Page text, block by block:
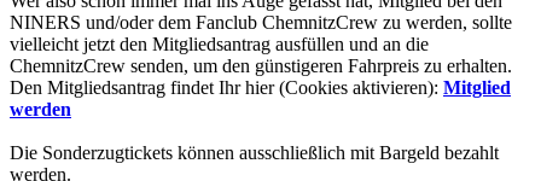
NINERS und/oder dem Fanclub ChemnitzCrew zu werden, sollte
vielleicht jetzt den Mitgliedsantrag ausfüllen und an die
ChemnitzCrew senden, um den günstigeren Fahrpreis zu erhalten.
Den Mitgliedsantrag findet Ihr hier (Cookies aktivieren): Mitglied
werden
Die Sonderzugtickets können ausschließlich mit Bargeld bezahlt
werden.